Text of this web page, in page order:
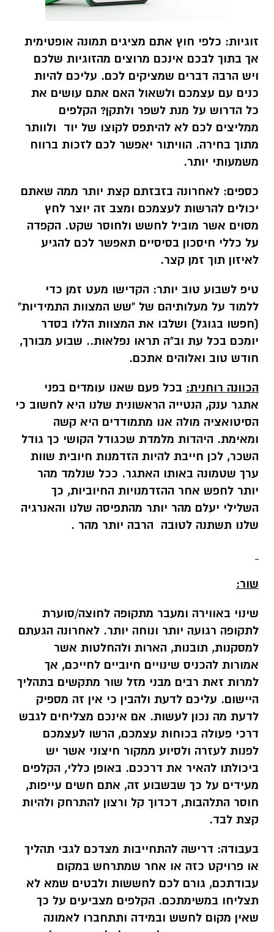
זוגיות: כלפי חוץ אתם מציגים תמונה אופטימית
אך בתוך לבכם אינכם מרוצים מהזוגיות שלכם
ויש הרבה דברים שמציקים לכם. עליכם להיות
כנים עם עצמכם ולשאול האם אתם עושים את
כל הדרוש על מנת לשפר ולתקן? הקלפים
ממליצים לכם לא להיתפס לקוצו של יוד ולוותר
מתוך בחירה. הוויתור יאפשר לכם לזכות ברווח
משמעותי יותר.
כספים: לאחרונה בזבזתם קצת יותר ממה שאתם
יכולים להרשות לעצמכם ומצב זה יוצר לחץ
מסוים אשר מוביל לחשש ולחוסר שקט. הקפדה
על כללי חיסכון בסיסיים תאפשר לכם להגיע
לאיזון תוך זמן קצר.
טיפ לשבוע טוב יותר: הקדישו מעט זמן כדי
ללמוד על מעלותיהם של "שש המצוות התמידיות"
(חפשו בגוגל) ושלבו את המצוות הללו בסדר
יומכם בכל עת וב"ה תראו נפלאות.. שבוע מבורך,
חודש טוב ואלוהים אתכם.
הכוונה רוחנית: בכל פעם שאנו עומדים בפני
אתגר ענק, הנטייה הראשונית שלנו היא לחשוב כי
הסיטואציה מולה אנו מתמודדים היא קשה
ומאימת. היהדות מלמדת שכגודל הקושי כך גודל
השכר, לכן חייבת להיות הזדמנות חיובית שוות
ערך שטמונה באותו האתגר. ככל שנלמד מהר
יותר לחפש אחר ההזדמנויות החיוביות, כך
השלילי יעלם מהר יותר מהתפיסה שלנו והאנרגיה
שלנו תשתנה לטובה הרבה יותר מהר .
שור:
שינוי באווירה ומעבר מתקופה לחוצה/סוערת
לתקופה רגועה יותר ונוחה יותר. לאחרונה הגעתם
למסקנות, תובנות, הארות ולהחלטות אשר
אמורות להכניס שינויים חיוביים לחייכם, אך
למרות זאת רבים מבני מזל שור מתקשים בתהליך
היישום. עליכם לדעת ולהבין כי אין זה מספיק
לדעת מה נכון לעשות. אם אינכם מצליחים לגבש
דרכי פעולה בכוחות עצמכם, הרשו לעצמכם
לפנות לעזרה ולסיוע ממקור חיצוני אשר יש
ביכולתו להאיר את דרככם. באופן כללי, הקלפים
מעידים על כך שבשבוע זה, אתם חשים עייפות,
חוסר התלהבות, דכדוך קל ורצון להתרחק ולהיות
קצת לבד.
בעבודה: דרישה להתחייבות מצדכם לגבי תהליך
או פרויקט כזה או אחר שמתרחש במקום
עבודתכם, גורם לכם לחששות ולבטים שמא לא
תצליחו במשימתכם. הקלפים מצביעים על כך
שאין מקום לחשש ובמידה ותתחברו לאמונה